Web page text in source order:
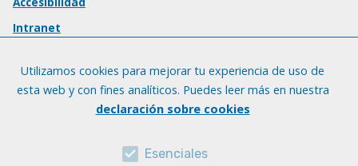
Intranet
Utilizamos cookies para mejorar tu experiencia de uso de
esta web y con fines analíticos. Puedes leer más en nuestra
declaración sobre cookies
Esenciales